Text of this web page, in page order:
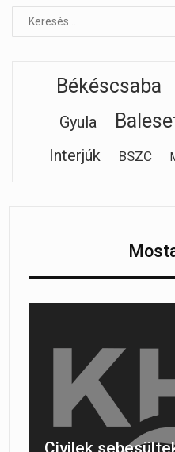
Békéscsaba
Gyula
Interjúk BSZC
Civilek